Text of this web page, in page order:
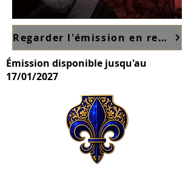
Regarder l'émission en replay sur France TV ici
Émission disponible jusqu'au
17/01/2027